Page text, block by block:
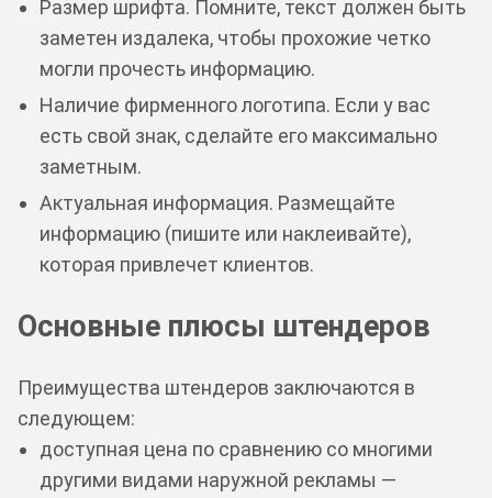
Размер шрифта. Помните, текст должен быть
заметен издалека, чтобы прохожие четко
могли прочесть информацию.
Наличие фирменного логотипа. Если у вас
есть свой знак, сделайте его максимально
заметным.
Актуальная информация. Размещайте
информацию (пишите или наклеивайте),
которая привлечет клиентов.
Основные плюсы штендеров
Преимущества штендеров заключаются в
следующем:
доступная цена по сравнению со многими
другими видами наружной рекламы —